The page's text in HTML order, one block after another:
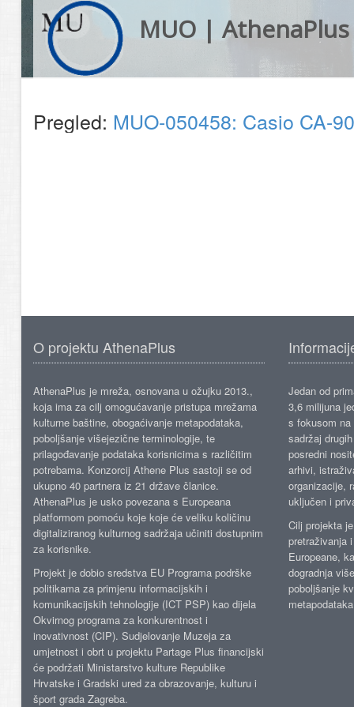
MUO | AthenaPlus
Pregled: MUO-050458: Casio CA-
O projektu AthenaPlus
AthenaPlus je mreža, osnovana u ožujku 2013.,
koja ima za cilj omogućavanje pristupa mrežama
kulturne baštine, obogaćivanje metapodataka,
poboljšanje višejezične terminologije, te
prilagođavanje podataka korisnicima s različitim
potrebama. Konzorcij Athene Plus sastoji se od
ukupno 40 partnera iz 21 države članice.
AthenaPlus je usko povezana s Europeana
platformom pomoću koje koje će veliku količinu
digitaliziranog kulturnog sadržaja učiniti dostupnim
za korisnike.
Projekt je dobio sredstva EU Programa podrške
politikama za primjenu informacijskih i
komunikacijskih tehnologije (ICT PSP) kao dijela
Okvirnog programa za konkurentnost i
inovativnost (CIP). Sudjelovanje Muzeja za
umjetnost i obrt u projektu Partage Plus financijski
će podržati Ministarstvo kulture Republike
Hrvatske i Gradski ured za obrazovanje, kulturu i
šport grada Zagreba.
Jedan od
3,6 milijuna
s fokusom
sadržaj
posredni
arhivi,
organizacije,
uključen i
Cilj projekta
pretraživanja
Europeane,
dogradnja
poboljšanje